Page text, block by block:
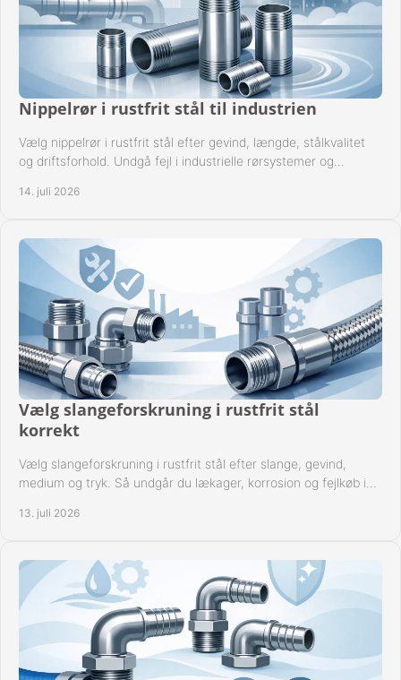
Nippelrør i rustfrit stål til industrien
Vælg nippelrør i rustfrit stål efter gevind, længde, stålkvalitet
og driftsforhold. Undgå fejl i industrielle rørsystemer og
14. juli 2026
Vælg slangeforskruning i rustfrit stål
korrekt
Vælg slangeforskruning i rustfrit stål efter slange, gevind,
medium og tryk. Så undgår du lækager, korrosion og fejlkøb i
13. juli 2026